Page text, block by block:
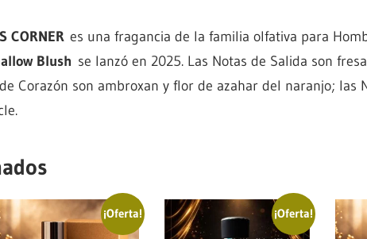
CORNERes una fragancia de la familia olfativa para
Blush se lanzó en 2025. Las Notas de Salida son
Corazón son ambroxan y flor de azahar del naranjo; las
¡Oferta! ¡Oferta!